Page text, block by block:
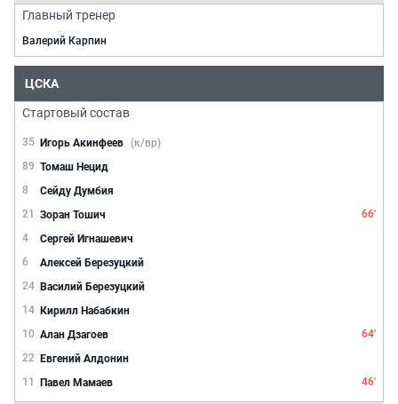
Главный тренер
Валерий Карпин
ЦСКА
Стартовый состав
35 Игорь Акинфеев (к/вр)
89 Томаш Нецид
8
Сейду Думбия
21
Зоран Тошич
66'
4
Сергей Игнашевич
6
Алексей Березуцкий
24 Василий Березуцкий
14 Кирилл Набабкин
10 Алан Дзагоев
64'
22 Евгений Алдонин
11
Павел Мамаев 46'